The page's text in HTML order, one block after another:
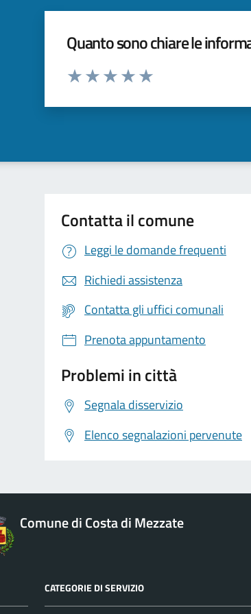
Quanto sono chiare le
Valuta da 1 a 5 stelle la pagina
Contatta il comune
Leggi le domande frequenti
Richiedi assistenza
Contatta gli uffici comunali
Prenota appuntamento
Problemi in città
Segnala disservizio
Elenco segnalazioni pervenute
Comune di Costa di Mezzate
CATEGORIE DI SERVIZIO